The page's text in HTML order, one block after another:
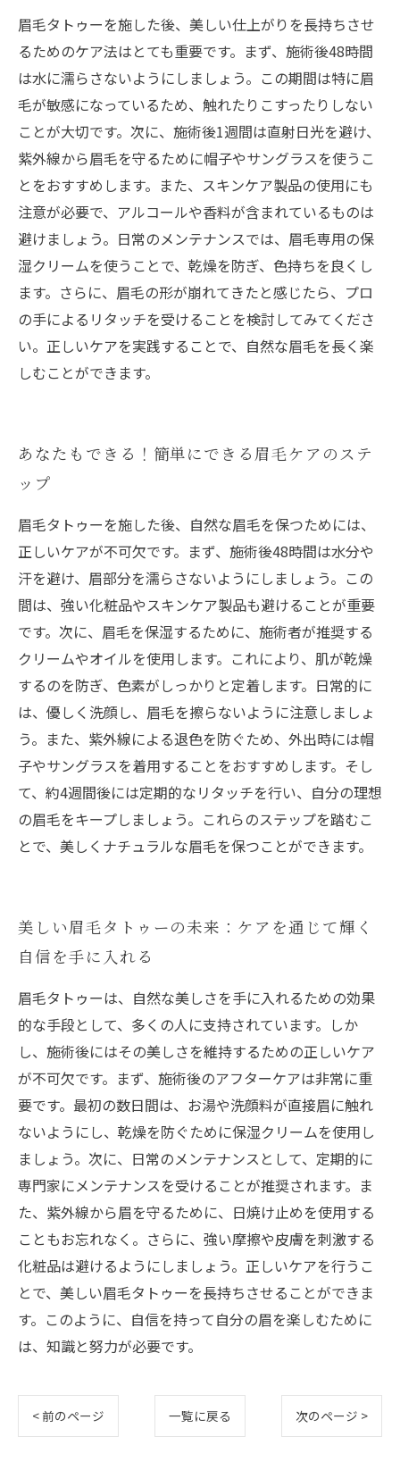
眉毛タトゥーを施した後、美しい仕上がりを長持ちさせ
るためのケア法はとても重要です。まず、施術後48時間
は水に濡らさないようにしましょう。この期間は特に眉
毛が敏感になっているため、触れたりこすったりしない
ことが大切です。次に、施術後1週間は直射日光を避け、
紫外線から眉毛を守るために帽子やサングラスを使うこ
とをおすすめします。また、スキンケア製品の使用にも
注意が必要で、アルコールや香料が含まれているものは
避けましょう。日常のメンテナンスでは、眉毛専用の保
湿クリームを使うことで、乾燥を防ぎ、色持ちを良くし
ます。さらに、眉毛の形が崩れてきたと感じたら、プロ
の手によるリタッチを受けることを検討してみてくださ
い。正しいケアを実践することで、自然な眉毛を長く楽
しむことができます。
あなたもできる！簡単にできる眉毛ケアのステ
ップ
眉毛タトゥーを施した後、自然な眉毛を保つためには、
正しいケアが不可欠です。まず、施術後48時間は水分や
汗を避け、眉部分を濡らさないようにしましょう。この
間は、強い化粧品やスキンケア製品も避けることが重要
です。次に、眉毛を保湿するために、施術者が推奨する
クリームやオイルを使用します。これにより、肌が乾燥
するのを防ぎ、色素がしっかりと定着します。日常的に
は、優しく洗顔し、眉毛を擦らないように注意しましょ
う。また、紫外線による退色を防ぐため、外出時には帽
子やサングラスを着用することをおすすめします。そし
て、約4週間後には定期的なリタッチを行い、自分の理想
の眉毛をキープしましょう。これらのステップを踏むこ
とで、美しくナチュラルな眉毛を保つことができます。
美しい眉毛タトゥーの未来：ケアを通じて輝く
自信を手に入れる
眉毛タトゥーは、自然な美しさを手に入れるための効果
的な手段として、多くの人に支持されています。しか
し、施術後にはその美しさを維持するための正しいケア
が不可欠です。まず、施術後のアフターケアは非常に重
要です。最初の数日間は、お湯や洗顔料が直接眉に触れ
ないようにし、乾燥を防ぐために保湿クリームを使用し
ましょう。次に、日常のメンテナンスとして、定期的に
専門家にメンテナンスを受けることが推奨されます。ま
た、紫外線から眉を守るために、日焼け止めを使用する
こともお忘れなく。さらに、強い摩擦や皮膚を刺激する
化粧品は避けるようにしましょう。正しいケアを行うこ
とで、美しい眉毛タトゥーを長持ちさせることができま
す。このように、自信を持って自分の眉を楽しむために
は、知識と努力が必要です。
< 前のページ 一覧に戻る 次のページ >